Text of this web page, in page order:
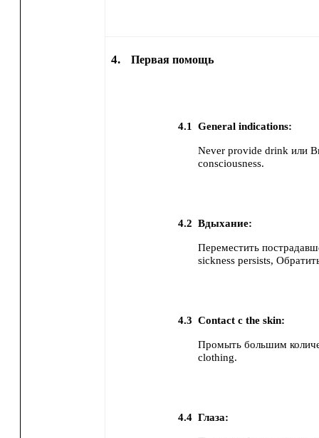
4. Первая помощь
4.1 General indications:
Never provide drink или
consciousness.
4.2 Вдыхание:
Переместить
sickness persists,
4.3 Contact с the skin:
Промыть большим
clothing.
4.4 Глаза: